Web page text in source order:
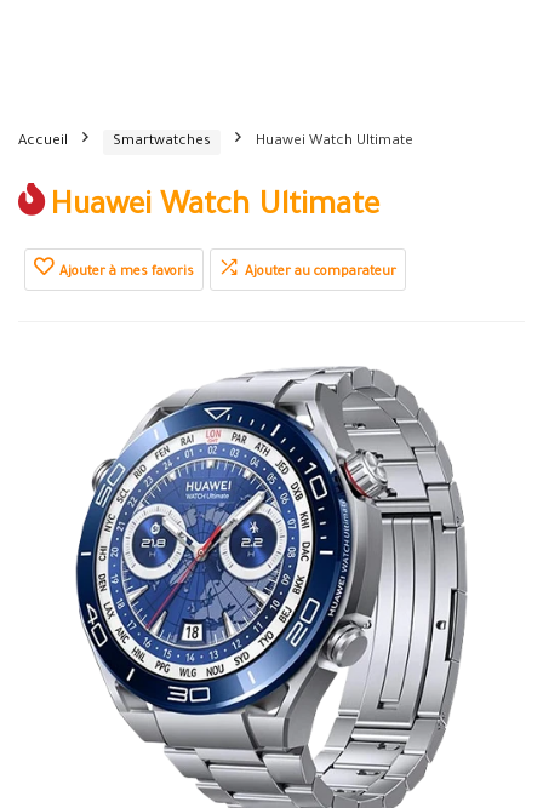
Accueil Smartwatches Huawei Watch Ultimate
Huawei Watch Ultimate
Ajouter à mes favoris Ajouter au comparateur